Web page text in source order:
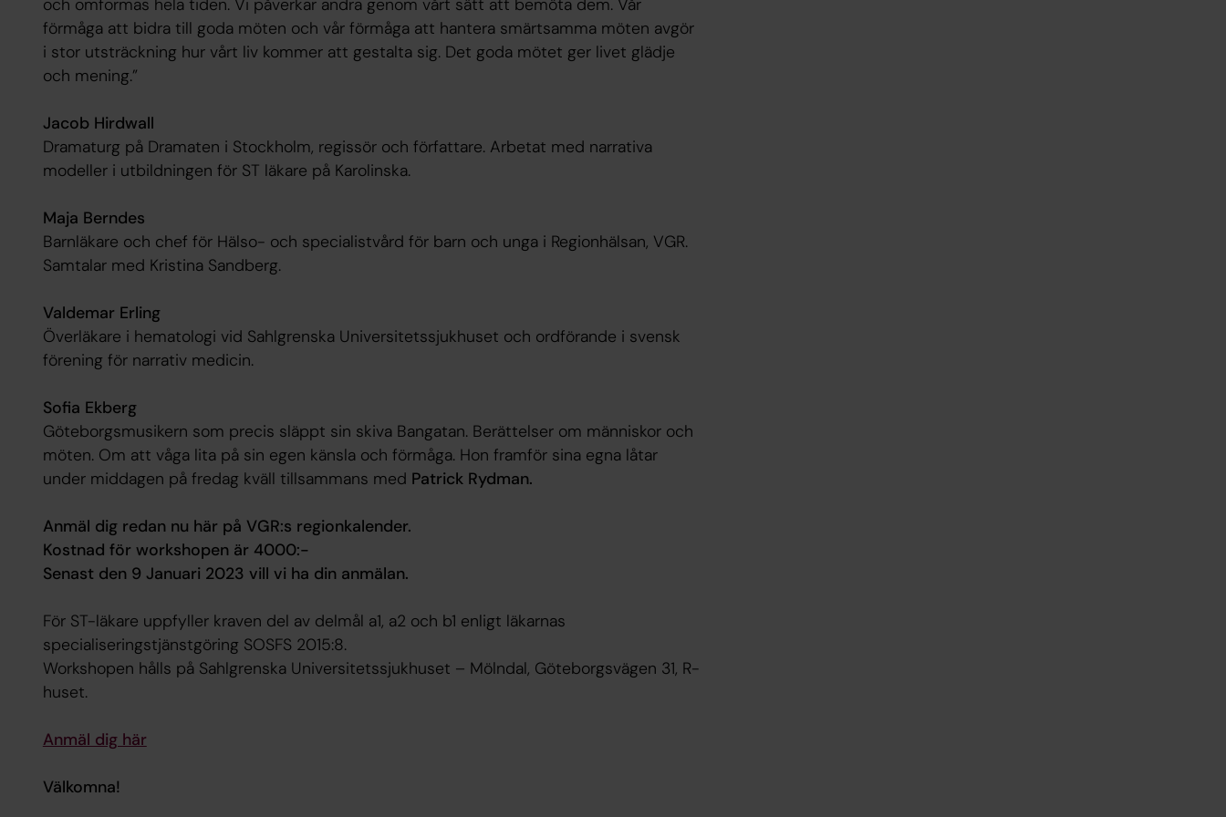
förmåga att bidra till goda möten och vår förmåga att hantera smärtsamma möten avgör
i stor utsträckning hur vårt liv kommer att gestalta sig. Det goda mötet ger livet glädje
och mening.”
Jacob Hirdwall
Dramaturg på Dramaten i Stockholm, regissör och författare. Arbetat med narrativa
modeller i utbildningen för ST läkare på Karolinska.
Maja Berndes
Barnläkare och chef för Hälso- och specialistvård för barn och unga i Regionhälsan, VGR.
Samtalar med Kristina Sandberg.
Valdemar Erling
Överläkare i hematologi vid Sahlgrenska Universitetssjukhuset och ordförande i svensk
förening för narrativ medicin.
Sofia Ekberg
Göteborgsmusikern som precis släppt sin skiva Bangatan. Berättelser om människor och
möten. Om att våga lita på sin egen känsla och förmåga. Hon framför sina egna låtar
under middagen på fredag kväll tillsammans med Patrick Rydman.
Anmäl dig redan nu här på VGR:s regionkalender.
Kostnad för workshopen är 4000:-
Senast den 9 Januari 2023 vill vi ha din anmälan.
För ST-läkare uppfyller kraven del av delmål a1, a2 och b1 enligt läkarnas
specialiseringstjänstgöring SOSFS 2015:8.
Workshopen hålls på Sahlgrenska Universitetssjukhuset – Mölndal, Göteborgsvägen 31, R-
huset.
Anmäl dig här
Välkomna!